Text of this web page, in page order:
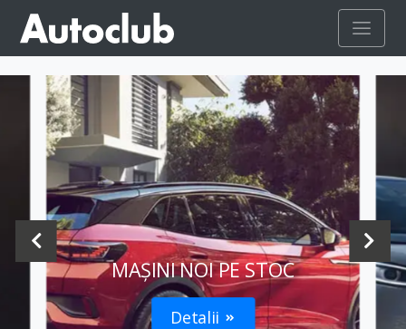
MAȘINI NOI PE STOC
Detalii